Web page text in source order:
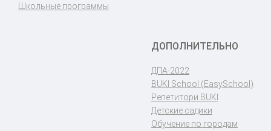
Школьные программы
ДОПОЛНИТЕЛЬНО
ДПА-2022
BUKI School (EasySchool)
Репетитори BUKI
Детские садики
Обучение по городам